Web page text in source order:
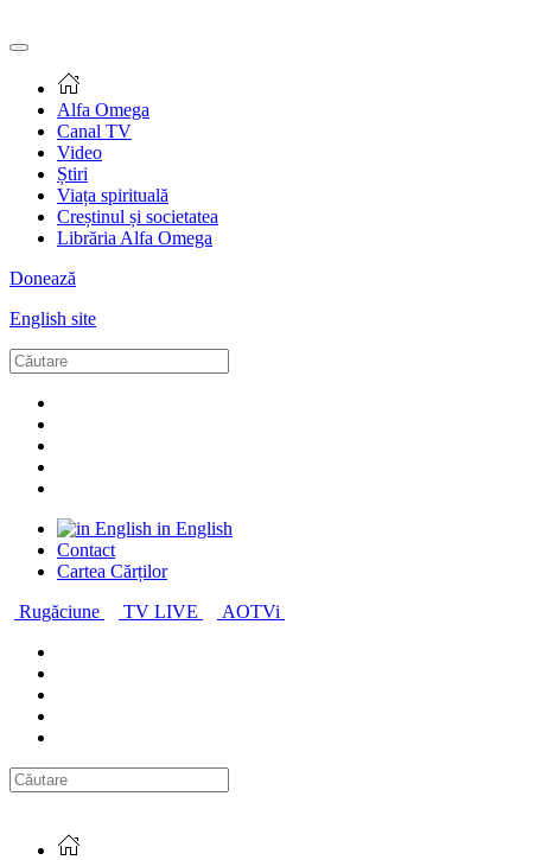
Alfa Omega
Canal TV
Video
Știri
Viața spirituală
Creștinul și societatea
Librăria Alfa Omega
Donează
English site
in English
Contact
Cartea Cărților
Rugăciune
TV LIVE AOTVi